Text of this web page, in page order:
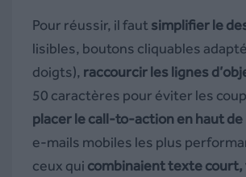
Pour réussir, il faut simplifier le
lisibles, boutons cliquables
doigts), raccourcir les lignes
50 caractères pour éviter les
placer le call-to-action en haut de
e-mails mobiles les plus
ceux qui combinaient texte court,